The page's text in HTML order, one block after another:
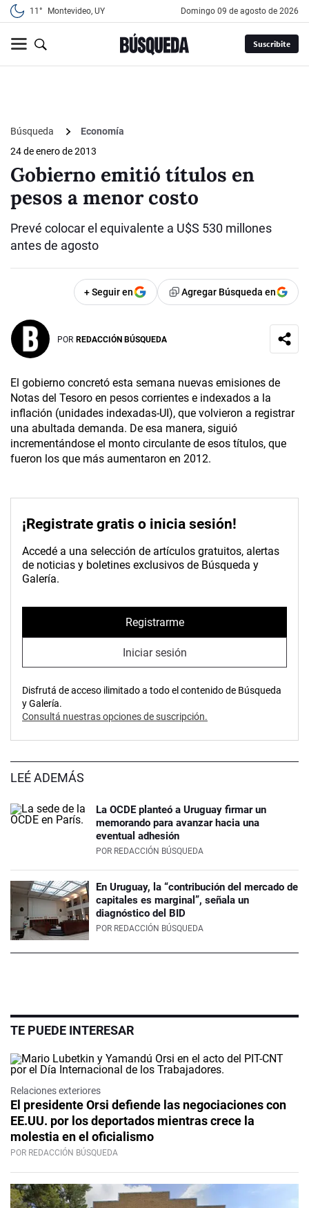
11° Montevideo, UY domingo 09 de agosto de 2026
Suscribite
Búsqueda
Economía
24 de enero de 2013
Gobierno emitió títulos en
pesos a menor costo
Prevé colocar el equivalente a U$S 530 millones
antes de agosto
+ Seguir en Agregar Búsqueda en
POR REDACCIÓN BÚSQUEDA
El gobierno concretó esta semana nuevas emisiones de
Notas del Tesoro en pesos corrientes e indexados a la
inflación (unidades indexadas-UI), que volvieron a registrar
una abultada demanda. De esa manera, siguió
incrementándose el monto circulante de esos títulos, que
fueron los que más aumentaron en 2012.
¡Registrate gratis o inicia sesión!
Accedé a una selección de artículos gratuitos, alertas
de noticias y boletines exclusivos de Búsqueda y
Galería.
Registrarme
Iniciar sesión
Disfrutá de acceso ilimitado a todo el contenido de Búsqueda
y Galería.
Consultá nuestras opciones de suscripción.
LEÉ ADEMÁS
La OCDE planteó a Uruguay firmar un
memorando para avanzar hacia una
eventual adhesión
POR REDACCIÓN BÚSQUEDA
En Uruguay, la “contribución del mercado de
capitales es marginal”, señala un
diagnóstico del BID
POR REDACCIÓN BÚSQUEDA
TE PUEDE INTERESAR
Relaciones exteriores
El presidente Orsi defiende las negociaciones con
EE.UU. por los deportados mientras crece la
molestia en el oficialismo
POR REDACCIÓN BÚSQUEDA